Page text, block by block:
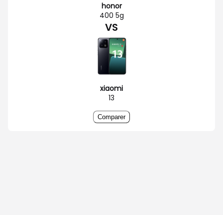
honor
400 5g
VS
xiaomi
13
Comparer